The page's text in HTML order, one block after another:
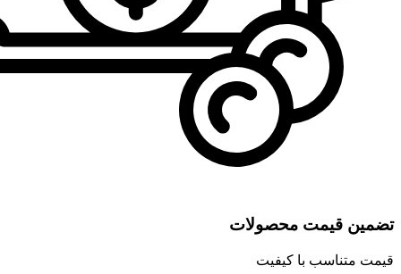
تضمین قیمت محصولات
قیمت متناسب با کیفیت